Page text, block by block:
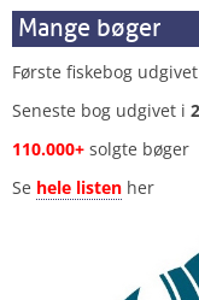
Mange bøger
Første fiskebog
Seneste bog udgivet i
110.000+ solgte bøger
Se hele listen her